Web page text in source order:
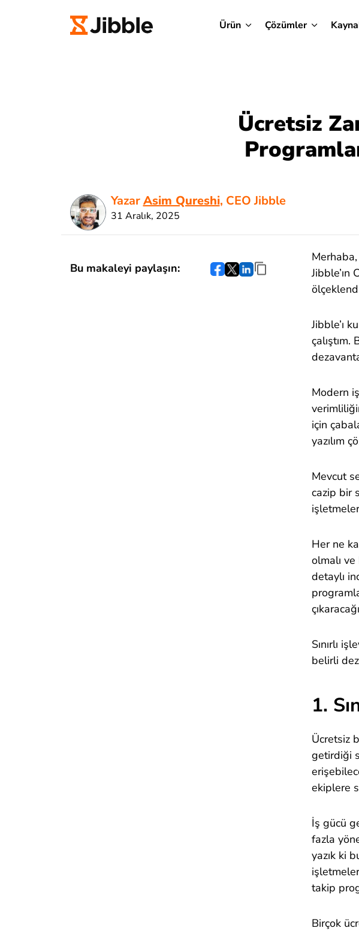
Ürün Çözümler
Ücretsiz
YazarAsim Qureshi, CEO Jibble
31 Aralık, 2025
Bu makaleyi paylaşın:
Jibble’ın
Jibble’ı
Modern
için
yazılım
Mevcut
cazip bir
Her ne
olmalı
detaylı
Sınırlı
belirli
1.
Ücretsiz
getirdiği
ekiplere
İş gücü
fazla
yazık ki
takip
Birçok